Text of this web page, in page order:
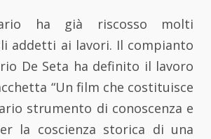
ha già riscosso molti
addetti ai lavori. Il compianto
De Seta ha definito il lavoro
“Un film che costituisce
strumento di conoscenza e
la coscienza storica di una